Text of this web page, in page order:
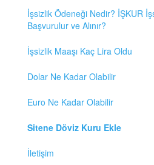
İşsizlik Ödeneği Nedir? İŞKUR
Başvurulur ve Alınır?
İşsizlik Maaşı Kaç Lira Oldu
Dolar Ne Kadar Olabilir
Euro Ne Kadar Olabilir
Sitene Döviz Kuru Ekle
İletişim